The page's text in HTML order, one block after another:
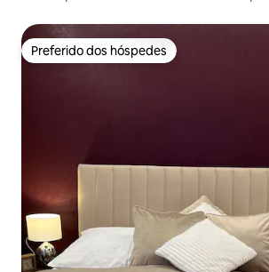
Preferido dos hóspedes
Preferido dos hóspedes